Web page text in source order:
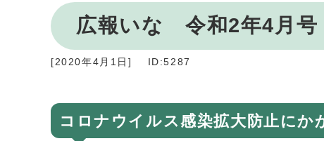
広報いな 令和2年4月号
[2020年4月1日] ID:5287
コロナウイルス感染拡大防止にか